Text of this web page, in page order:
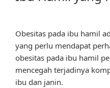
Obesitas pada ibu hamil
yang perlu mendapat
obesitas pada ibu hamil
mencegah terjadinya
ibu dan janin.